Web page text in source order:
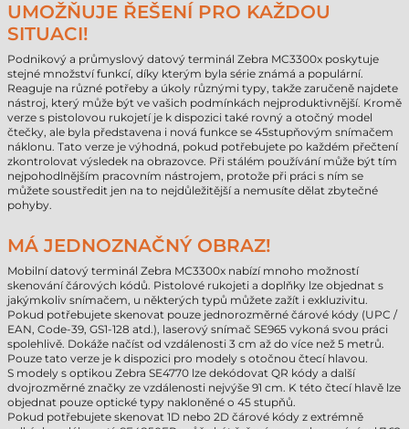
UMOŽŇUJE ŘEŠENÍ PRO KAŽDOU
SITUACI!
Podnikový a průmyslový datový terminál Zebra MC3300x poskytuje
stejné množství funkcí, díky kterým byla série známá a populární.
Reaguje na různé potřeby a úkoly různými typy, takže zaručeně najdete
nástroj, který může být ve vašich podmínkách nejproduktivnější. Kromě
verze s pistolovou rukojetí je k dispozici také rovný a otočný model
čtečky, ale byla představena i nová funkce se 45stupňovým snímačem
náklonu. Tato verze je výhodná, pokud potřebujete po každém přečtení
zkontrolovat výsledek na obrazovce. Při stálém používání může být tím
nejpohodlnějším pracovním nástrojem, protože při práci s ním se
můžete soustředit jen na to nejdůležitější a nemusíte dělat zbytečné
pohyby.
MÁ JEDNOZNAČNÝ OBRAZ!
Mobilní datový terminál Zebra MC3300x nabízí mnoho možností
skenování čárových kódů. Pistolové rukojeti a doplňky lze objednat s
jakýmkoliv snímačem, u některých typů můžete zažít i exkluzivitu.
Pokud potřebujete skenovat pouze jednorozměrné čárové kódy (UPC /
EAN, Code-39, GS1-128 atd.), laserový snímač SE965 vykoná svou práci
spolehlivě. Dokáže načíst od vzdálenosti 3 cm až do více než 5 metrů.
Pouze tato verze je k dispozici pro modely s otočnou čtecí hlavou.
S modely s optikou Zebra SE4770 lze dekódovat QR kódy a další
dvojrozměrné značky ze vzdálenosti nejvýše 91 cm. K této čtecí hlavě lze
objednat pouze optické typy nakloněné o 45 stupňů.
Pokud potřebujete skenovat 1D nebo 2D čárové kódy z extrémně